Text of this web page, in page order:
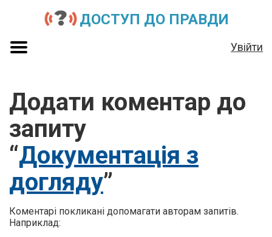
ДОСТУП ДО ПРАВДИ
Увійти
Додати коментар до
запиту
“Документація з
догляду”
Коментарі покликані допомагати авторам запитів.
Наприклад: